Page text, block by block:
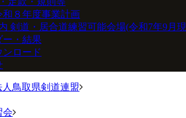
和８年度事業計画
剣道・居合道練習可能会場(令和7年9月
ー・結果
ロード
鳥取県剣道連盟
会